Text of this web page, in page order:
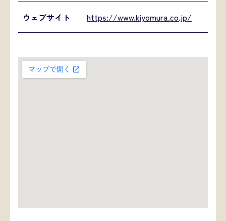
ウェブサイト https://www.kiyomura.co.jp/